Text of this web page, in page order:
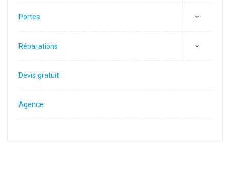
Portes
Réparations
Devis gratuit
Agence